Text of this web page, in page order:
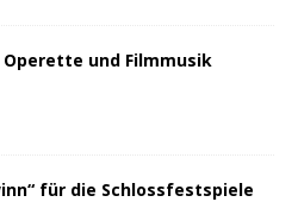
und Filmmusik
für die Schlossfestspiele